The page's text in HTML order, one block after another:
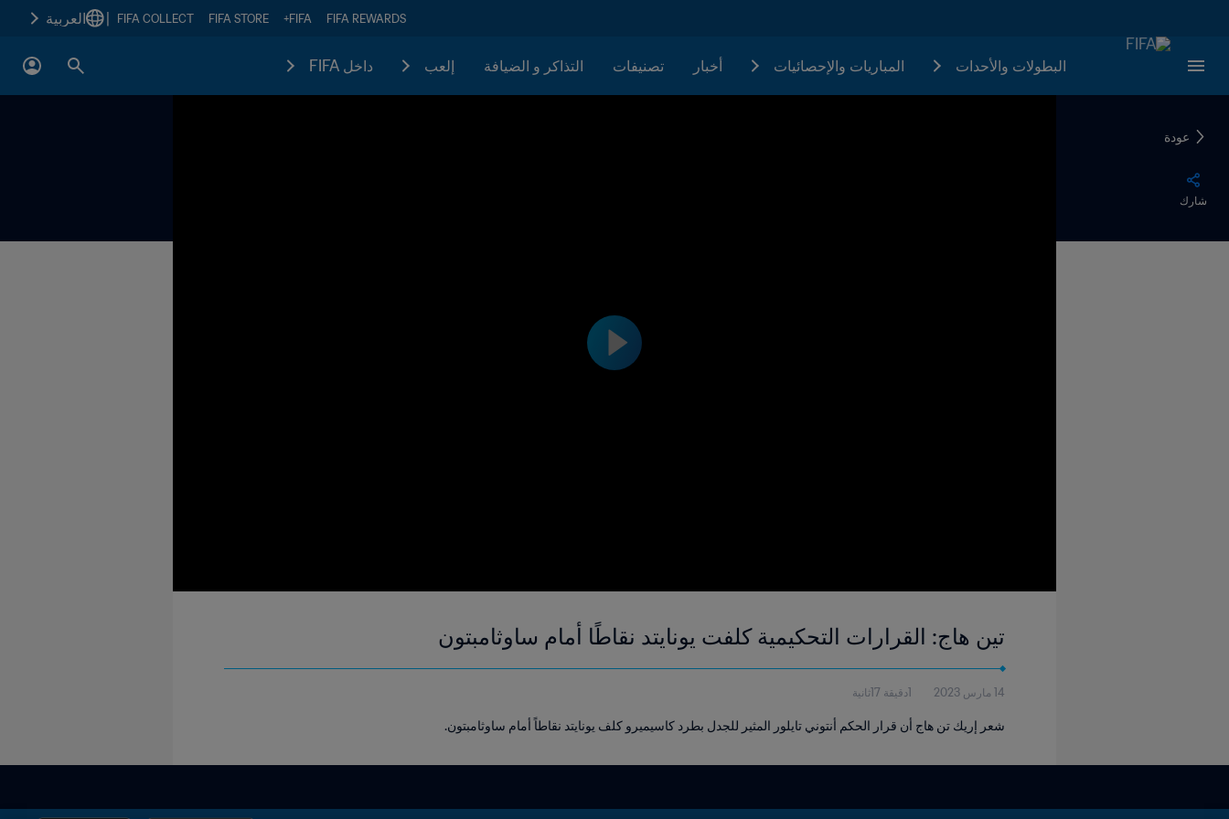
FIFA REWARDS
FIFA+
FIFA STORE
FIFA COLLECT العربية
البطولات والأحدات المباريات والإحصائيات أخبار تصنيفات التذاكر و الضيافة إلعب داخل FIFA
عودة
شارك
تين هاج: القرارات التحكيمية كلفت يونايتد نقاطًا أمام ساوثامبتون
14 مارس 2023 1دقيقة 17ثانية
شعر إريك تن هاج أن قرار الحكم أنتوني تايلور المثير للجدل بطرد كاسيميرو كلف يونايتد نقاطاً أمام ساوثامبتون.